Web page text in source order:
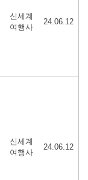
신세계
여행사
24.06.12
신세계
여행사
24.06.12